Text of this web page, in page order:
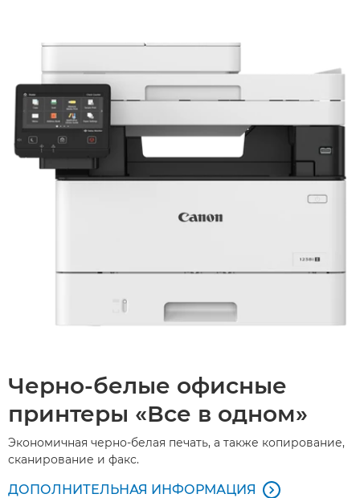
Черно-белые офисные
принтеры «Все в одном»
Экономичная черно-белая печать, а также копирование,
сканирование и факс.
ДОПОЛНИТЕЛЬНАЯ ИНФОРМАЦИЯ 